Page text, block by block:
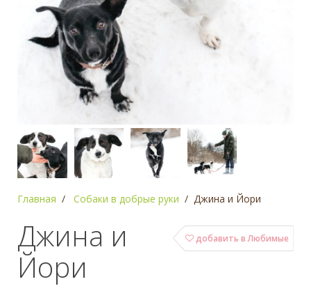
Главная Собаки в добрые руки Джина и Йори
добавить в Любимые
Джина и
Йори